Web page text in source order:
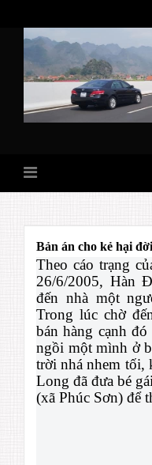
content
Bản án cho kẻ hại
Theo cáo trạng
26/6/2005, Hàn
đến nhà một
Trong lúc chờ
bán hàng cạnh
ngồi một mình ở
trời nhá nhem tối,
Long đã đưa bé
(xã Phúc Sơn) để